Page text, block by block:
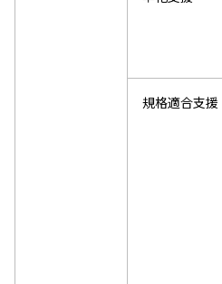
規格適合支援